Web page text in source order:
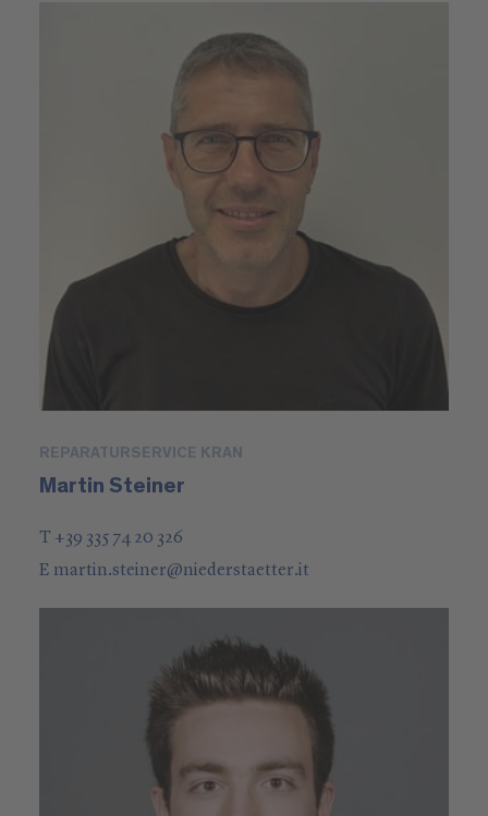
REPARATURSERVICE KRAN
Martin Steiner
T +39 335 74 20 326
E martin.steiner@niederstaetter.it